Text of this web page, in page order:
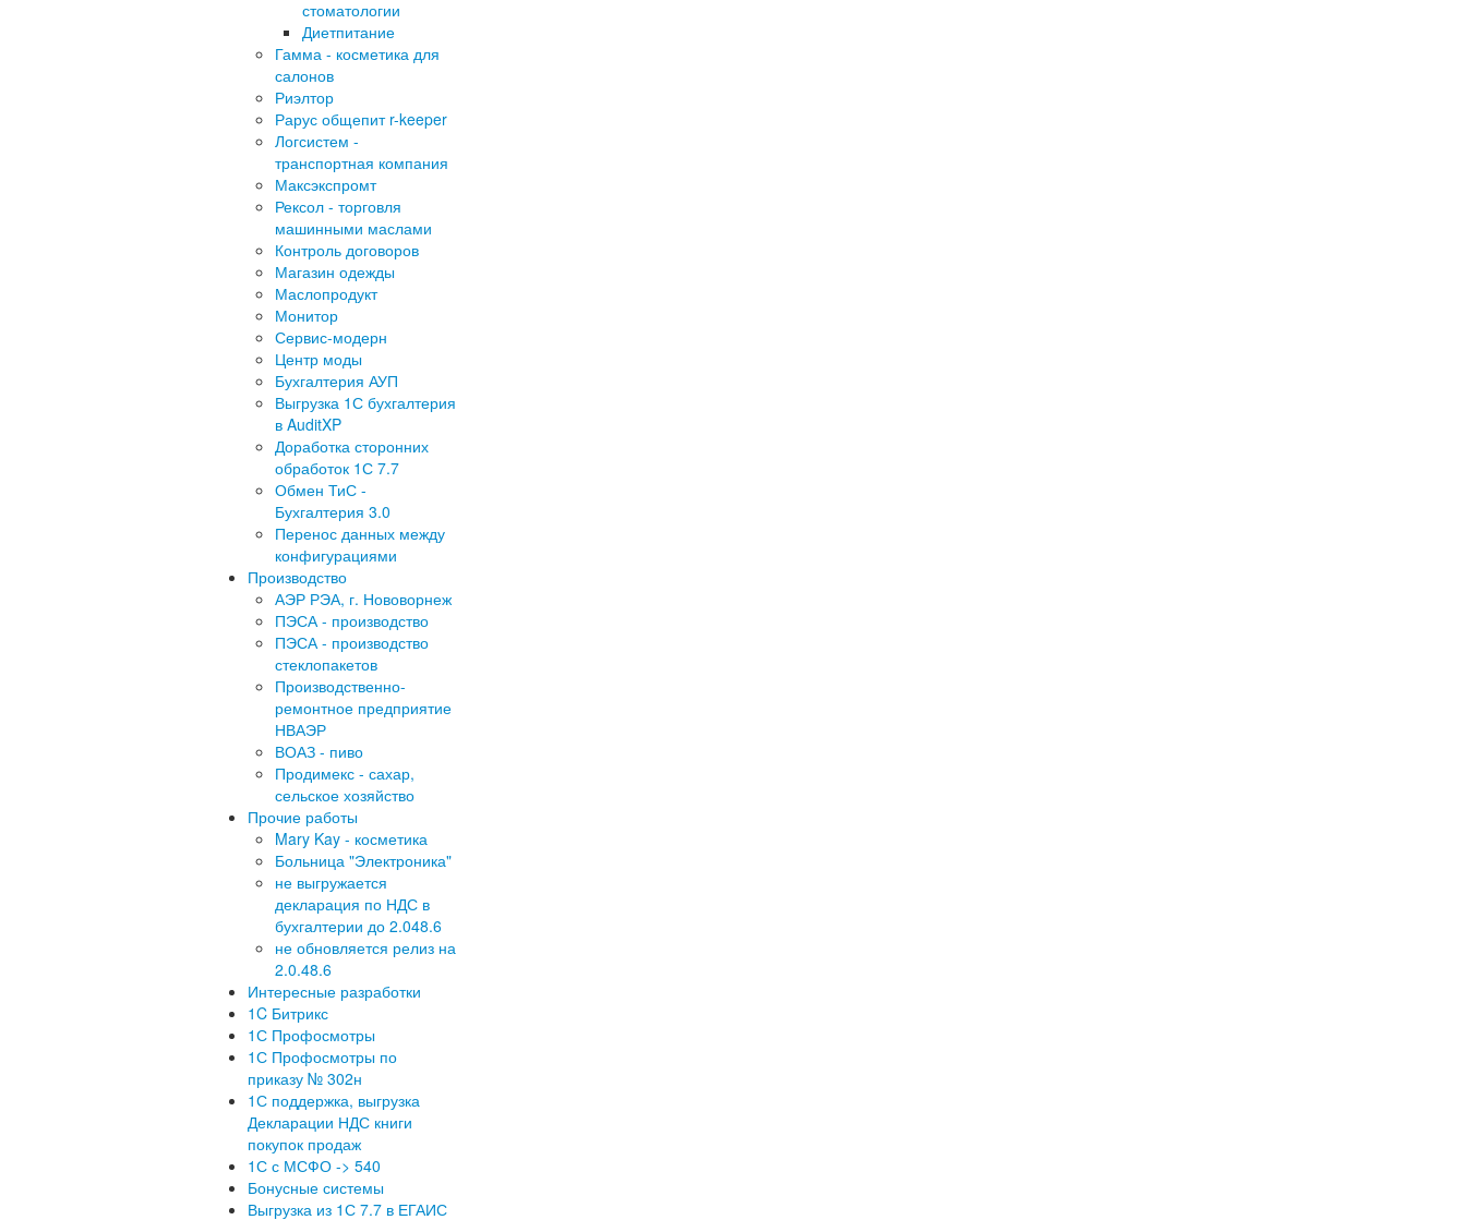
стоматологии
Диетпитание
Гамма - косметика для
салонов
Риэлтор
Рарус общепит r-keeper
Логсистем -
транспортная компания
Максэкспромт
Рексол - торговля
машинными маслами
Контроль договоров
Магазин одежды
Маслопродукт
Монитор
Сервис-модерн
Центр моды
Бухгалтерия АУП
Выгрузка 1С бухгалтерия
в AuditXP
Доработка сторонних
обработок 1С 7.7
Обмен ТиС -
Бухгалтерия 3.0
Перенос данных между
конфигурациями
Производство
АЭР РЭА, г. Нововорнеж
ПЭСА - производство
ПЭСА - производство
стеклопакетов
Производственно-
ремонтное предприятие
НВАЭР
ВОАЗ - пиво
Продимекс - сахар,
сельское хозяйство
Прочие работы
Mary Kay - косметика
Больница "Электроника"
не выгружается
декларация по НДС в
бухгалтерии до 2.048.6
не обновляется релиз на
2.0.48.6
Интересные разработки
1C Битрикс
1С Профосмотры
1С Профосмотры по
приказу № 302н
1С поддержка, выгрузка
Декларации НДС книги
покупок продаж
1С с МСФО -> 540
Бонусные системы
Выгрузка из 1С 7.7 в ЕГАИС